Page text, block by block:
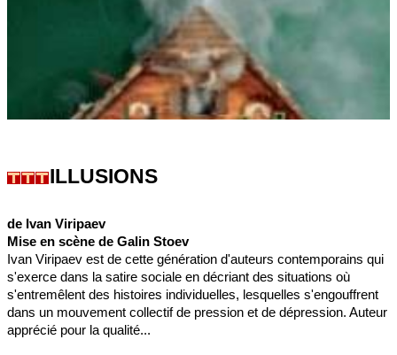
ILLUSIONS
de Ivan Viripaev
Mise en scène de Galin Stoev
Ivan Viripaev est de cette génération d'auteurs contemporains qui
s'exerce dans la satire sociale en décriant des situations où
s'entremêlent des histoires individuelles, lesquelles s'engouffrent
dans un mouvement collectif de pression et de dépression. Auteur
apprécié pour la qualité...